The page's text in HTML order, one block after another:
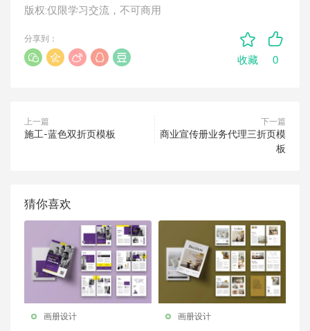
版权:仅限学习交流，不可商用
收藏 0
分享到：
上一篇
施工-蓝色双折页模板
下一篇
商业宣传册业务代理三折页模
板
猜你喜欢
画册设计 画册设计